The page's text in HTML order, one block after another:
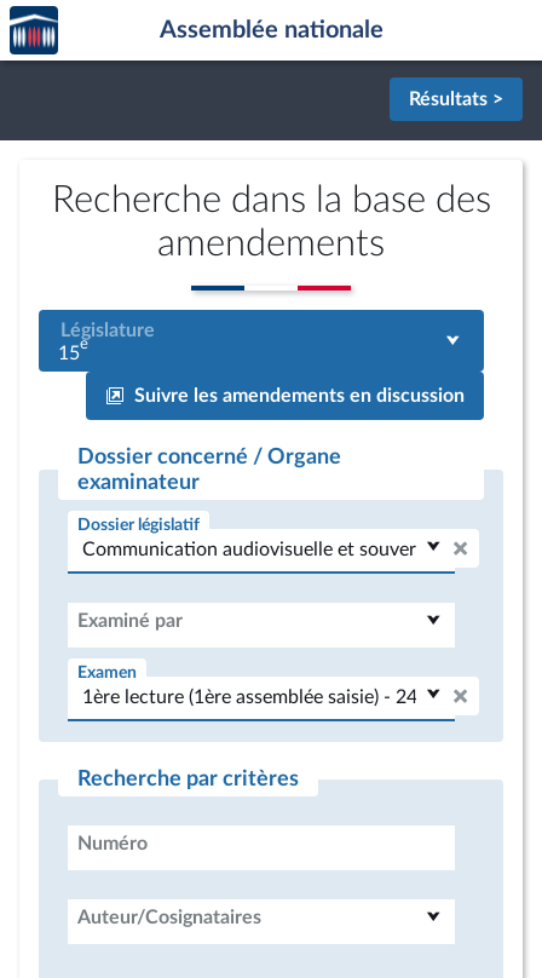
Aller au contenu
Aller en bas de la page
Accèder
à la
page
Assemblée nationale
Résultats >
Recherche dans la base des
amendements
Législature
15e
Suivre les amendements en discussion
Dossier concerné / Organe
examinateur
Dossier législatif
Examiné par
Examen
Recherche par critères
Numéro
Auteur/Cosignataires